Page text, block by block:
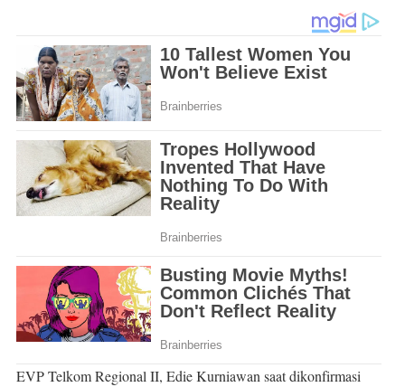
EVP Telkom Regional II, Edie Kurniawan saat dikonfirmasi